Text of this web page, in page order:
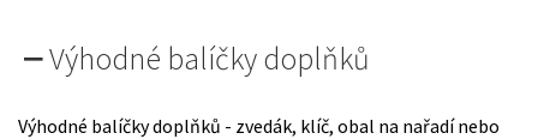
Výhodné balíčky doplňků
Výhodné balíčky doplňků - zvedák, klíč, obal na nařadí nebo